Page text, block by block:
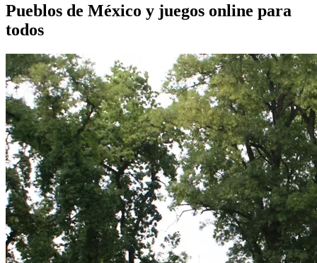
Pueblos de México y juegos online para
todos